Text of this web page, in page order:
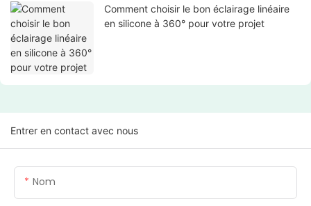
Comment choisir le bon éclairage linéaire
en silicone à 360° pour votre projet
Entrer en contact avec nous
Nom